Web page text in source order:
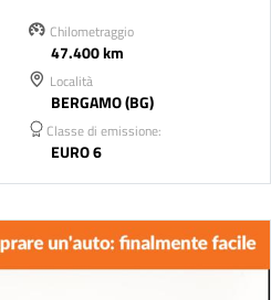
Chilometraggio
47.400 km
Località
BERGAMO (BG)
Classe di emissione:
EURO 6